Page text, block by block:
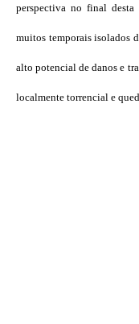
perspectiva no final desta
muitos temporais isolados
alto potencial de danos e
localmente torrencial e